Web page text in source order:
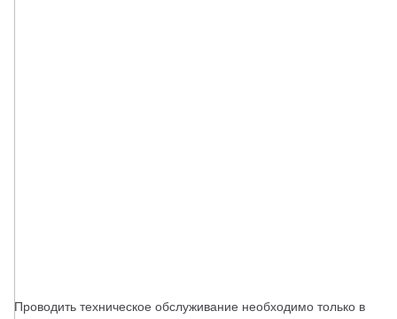
Проводить техническое обслуживание необходимо только в